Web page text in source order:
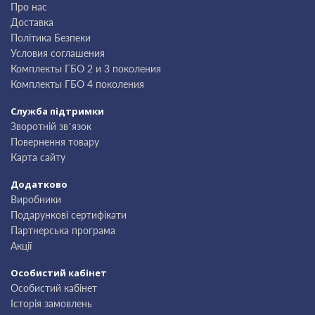
Про нас
Доставка
Політика Безпеки
Условия соглашения
Комплекты ГБО 2 и 3 поколения
Комплекты ГБО 4 поколения
Служба підтримки
Зворотній зв’язок
Повернення товару
Карта сайту
Додатково
Виробники
Подарункові сертифікати
Партнерська програма
Акції
Особистий кабінет
Особистий кабінет
Історія замовлень